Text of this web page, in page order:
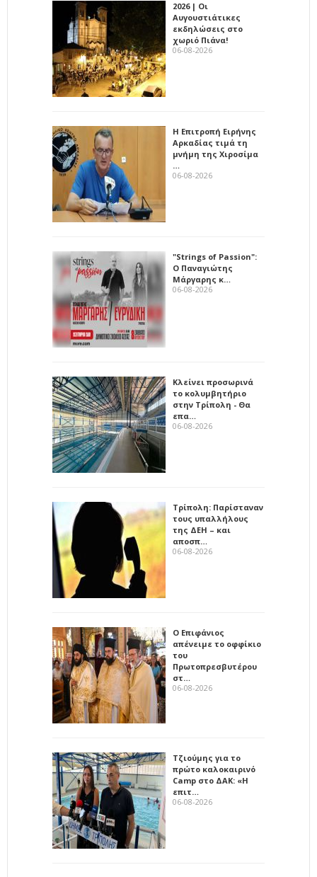
2026 | Οι
Αυγουστιάτικες
εκδηλώσεις στο
χωριό Πιάνα!
06-08-2026
Η Επιτροπή Ειρήνης
Αρκαδίας τιμά τη
μνήμη της Χιροσίμα
…
06-08-2026
"Strings of Passion":
Ο Παναγιώτης
Μάργαρης κ…
06-08-2026
Κλείνει προσωρινά
το κολυμβητήριο
στην Τρίπολη - Θα
επα…
06-08-2026
Τρίπολη: Παρίσταναν
τους υπαλλήλους
της ΔΕΗ – και
αποσπ…
06-08-2026
Ο Επιφάνιος
απένειμε το οφφίκιο
του
Πρωτοπρεσβυτέρου
στ…
06-08-2026
Τζιούμης για το
πρώτο καλοκαιρινό
Camp στο ΔΑΚ: «Η
επιτ…
06-08-2026